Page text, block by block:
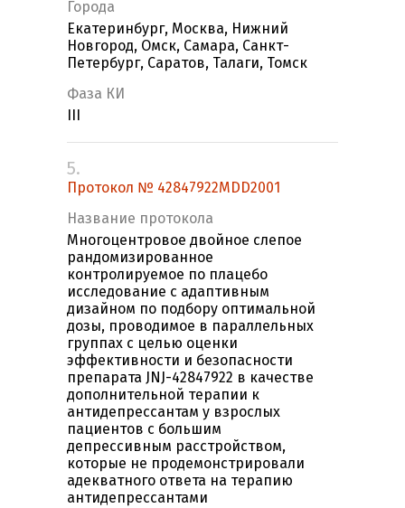
Города
Екатеринбург, Москва, Нижний
Новгород, Омск, Самара, Санкт-
Петербург, Саратов, Талаги, Томск
Фаза КИ
5.
Протокол № 42847922MDD2001
Название протокола
Многоцентровое двойное слепое
рандомизированное
контролируемое по плацебо
исследование с адаптивным
дизайном по подбору оптимальной
дозы, проводимое в параллельных
группах с целью оценки
эффективности и безопасности
препарата JNJ-42847922 в качестве
дополнительной терапии к
антидепрессантам у взрослых
пациентов с большим
депрессивным расстройством,
которые не продемонстрировали
адекватного ответа на терапию
антидепрессантами